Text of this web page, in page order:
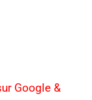
Google &